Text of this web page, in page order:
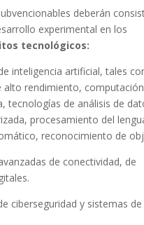
deberán
experimental en los
tecnológicos:
inteligencia artificial, tales
alto rendimiento,
tecnologías de análisis de
procesamiento del
reconocimiento de
de conectividad, de
ciberseguridad y sistemas de